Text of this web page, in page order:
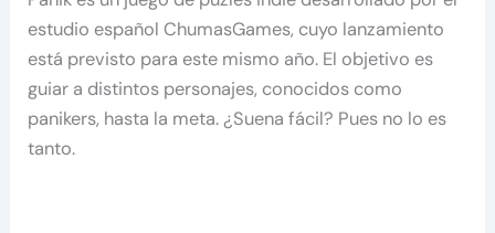
estudio español ChumasGames, cuyo lanzamiento
está previsto para este mismo año. El objetivo es
guiar a distintos personajes, conocidos como
panikers, hasta la meta. ¿Suena fácil? Pues no lo es
tanto.